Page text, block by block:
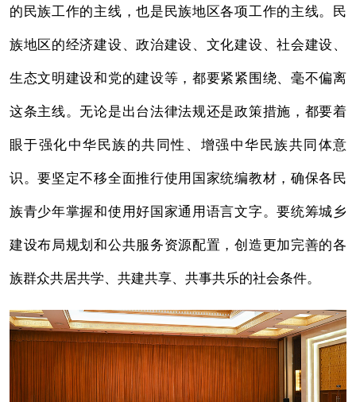
的民族工作的主线，也是民族地区各项工作的主线。民
族地区的经济建设、政治建设、文化建设、社会建设、
生态文明建设和党的建设等，都要紧紧围绕、毫不偏离
这条主线。无论是出台法律法规还是政策措施，都要着
眼于强化中华民族的共同性、增强中华民族共同体意
识。要坚定不移全面推行使用国家统编教材，确保各民
族青少年掌握和使用好国家通用语言文字。要统筹城乡
建设布局规划和公共服务资源配置，创造更加完善的各
族群众共居共学、共建共享、共事共乐的社会条件。